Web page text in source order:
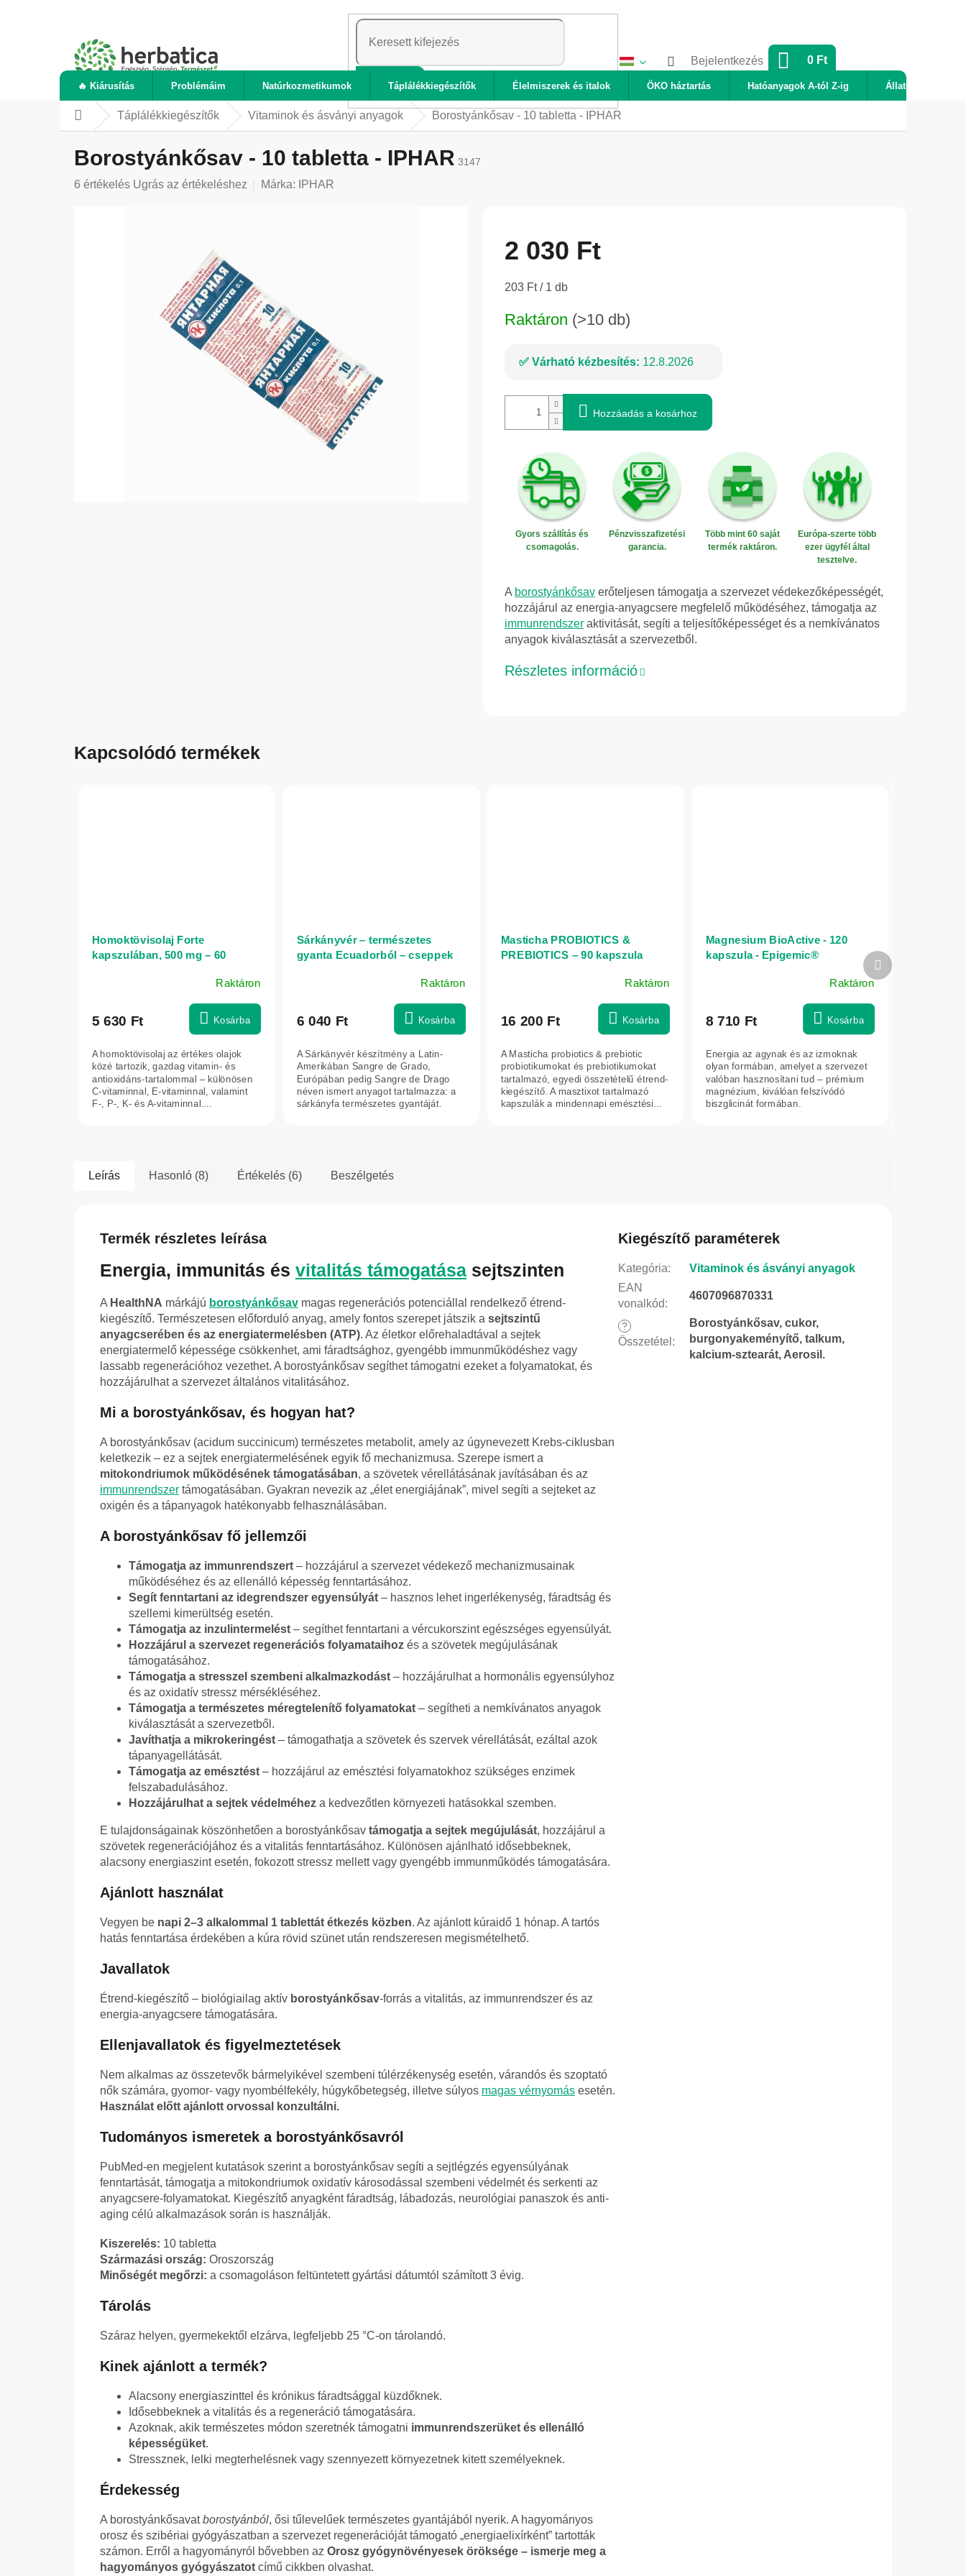
KERESÉS
Bejelentkezés KOSÁR
0 Ft
🔥 Kiárusítás Problémáim Natúrkozmetikumok Táplálékkiegészítők Élelmiszerek és italok ÖKO háztartás Hatóanyagok A-tól Z-ig Állatok
KezdőlapTáplálékkiegészítők Vitaminok és ásványi anyagok Borostyánkősav - 10 tabletta - IPHAR
Borostyánkősav - 10 tabletta - IPHAR 3147
A
6 értékelés Ugrás az értékeléshez Márka: IPHAR
2 030 Ft
Egységár:
203 Ft / 1 db
Raktáron (>10 db)
Várható kézbesítés: 12.8.2026
Hozzáadás a kosárhoz
Gyors szállítás és
csomagolás.
Pénzvisszafizetési
garancia.
Több mint 60 saját
termék raktáron.
Európa-szerte több
ezer ügyfél által
tesztelve.
A borostyánkősav erőteljesen támogatja a szervezet védekezőképességét,
hozzájárul az energia-anyagcsere megfelelő működéséhez, támogatja az
immunrendszer aktivitását, segíti a teljesítőképességet és a nemkívánatos
anyagok kiválasztását a szervezetből.
Részletes információ
Kapcsolódó termékek
Homoktövisolaj Forte
kapszulában, 500 mg – 60
Raktáron
5 630 Ft Kosárba
A homoktövisolaj az értékes olajok
közé tartozik, gazdag vitamin- és
antioxidáns-tartalommal – különösen
C-vitaminnal, E-vitaminnal, valamint
F-, P-, K- és A-vitaminnal....
Sárkányvér – természetes
gyanta Ecuadorból – cseppek
átlagos
ből
5,0
csillag.
Raktáron
6 040 Ft Kosárba
A Sárkányvér készítmény a Latin-
Amerikában Sangre de Grado,
Európában pedig Sangre de Drago
néven ismert anyagot tartalmazza: a
sárkányfa természetes gyantáját.
Masticha PROBIOTICS &
PREBIOTICS – 90 kapszula
átlagos
5,0
csillag.
Raktáron
16 200 Ft Kosárba
A Masticha probiotics & prebiotic
probiotikumokat és prebiotikumokat
tartalmazó, egyedi összetételű étrend-
kiegészítő. A masztixot tartalmazó
kapszulák a mindennapi emésztési...
Magnesium BioActive - 120
kapszula - Epigemic®
Raktáron
8 710 Ft Kosárba
Energia az agynak és az izmoknak
olyan formában, amelyet a szervezet
valóban hasznosítani tud – prémium
magnézium, kiválóan felszívódó
biszglicinát formában.
Következő
termék
Leírás Hasonló (8) Értékelés (6) Beszélgetés
Termék részletes leírása
Energia, immunitás és vitalitás támogatása sejtszinten
A HealthNA márkájú borostyánkősav magas regenerációs potenciállal rendelkező étrend-
kiegészítő. Természetesen előforduló anyag, amely fontos szerepet játszik a sejtszintű
anyagcserében és az energiatermelésben (ATP). Az életkor előrehaladtával a sejtek
energiatermelő képessége csökkenhet, ami fáradtsághoz, gyengébb immunműködéshez vagy
lassabb regenerációhoz vezethet. A borostyánkősav segíthet támogatni ezeket a folyamatokat, és
hozzájárulhat a szervezet általános vitalitásához.
Mi a borostyánkősav, és hogyan hat?
A borostyánkősav (acidum succinicum) természetes metabolit, amely az úgynevezett Krebs-ciklusban
keletkezik – ez a sejtek energiatermelésének egyik fő mechanizmusa. Szerepe ismert a
mitokondriumok működésének támogatásában, a szövetek vérellátásának javításában és az
immunrendszer támogatásában. Gyakran nevezik az „élet energiájának”, mivel segíti a sejteket az
oxigén és a tápanyagok hatékonyabb felhasználásában.
A borostyánkősav fő jellemzői
Támogatja az immunrendszert – hozzájárul a szervezet védekező mechanizmusainak
működéséhez és az ellenálló képesség fenntartásához.
Segít fenntartani az idegrendszer egyensúlyát – hasznos lehet ingerlékenység, fáradtság és
szellemi kimerültség esetén.
Támogatja az inzulintermelést – segíthet fenntartani a vércukorszint egészséges egyensúlyát.
Hozzájárul a szervezet regenerációs folyamataihoz és a szövetek megújulásának
támogatásához.
Támogatja a stresszel szembeni alkalmazkodást – hozzájárulhat a hormonális egyensúlyhoz
és az oxidatív stressz mérsékléséhez.
Támogatja a természetes méregtelenítő folyamatokat – segítheti a nemkívánatos anyagok
kiválasztását a szervezetből.
Javíthatja a mikrokeringést – támogathatja a szövetek és szervek vérellátását, ezáltal azok
tápanyagellátását.
Támogatja az emésztést – hozzájárul az emésztési folyamatokhoz szükséges enzimek
felszabadulásához.
Hozzájárulhat a sejtek védelméhez a kedvezőtlen környezeti hatásokkal szemben.
E tulajdonságainak köszönhetően a borostyánkősav támogatja a sejtek megújulását, hozzájárul a
szövetek regenerációjához és a vitalitás fenntartásához. Különösen ajánlható idősebbeknek,
alacsony energiaszint esetén, fokozott stressz mellett vagy gyengébb immunműködés támogatására.
Ajánlott használat
Vegyen be napi 2–3 alkalommal 1 tablettát étkezés közben. Az ajánlott kúraidő 1 hónap. A tartós
hatás fenntartása érdekében a kúra rövid szünet után rendszeresen megismételhető.
Javallatok
Étrend-kiegészítő – biológiailag aktív borostyánkősav-forrás a vitalitás, az immunrendszer és az
energia-anyagcsere támogatására.
Ellenjavallatok és figyelmeztetések
Nem alkalmas az összetevők bármelyikével szembeni túlérzékenység esetén, várandós és szoptató
nők számára, gyomor- vagy nyombélfekély, húgykőbetegség, illetve súlyos magas vérnyomás esetén.
Használat előtt ajánlott orvossal konzultálni.
Tudományos ismeretek a borostyánkősavról
PubMed-en megjelent kutatások szerint a borostyánkősav segíti a sejtlégzés egyensúlyának
fenntartását, támogatja a mitokondriumok oxidatív károsodással szembeni védelmét és serkenti az
anyagcsere-folyamatokat. Kiegészítő anyagként fáradtság, lábadozás, neurológiai panaszok és anti-
aging célú alkalmazások során is használják.
Kiszerelés: 10 tabletta
Származási ország: Oroszország
Minőségét megőrzi: a csomagoláson feltüntetett gyártási dátumtól számított 3 évig.
Tárolás
Száraz helyen, gyermekektől elzárva, legfeljebb 25 °C-on tárolandó.
Kinek ajánlott a termék?
Alacsony energiaszinttel és krónikus fáradtsággal küzdőknek.
Idősebbeknek a vitalitás és a regeneráció támogatására.
Azoknak, akik természetes módon szeretnék támogatni immunrendszerüket és ellenálló
képességüket.
Stressznek, lelki megterhelésnek vagy szennyezett környezetnek kitett személyeknek.
Érdekesség
A borostyánkősavatborostyánból, ősi tűlevelűek természetes gyantájából nyerik. A hagyományos
orosz és szibériai gyógyászatban a szervezet regenerációját támogató „energiaelixírként” tartották
számon. Erről a hagyományról bővebben az Orosz gyógynövényesek öröksége – ismerje meg a
hagyományos gyógyászatot című cikkben olvashat.
Kiegészítő paraméterek
Kategória:
Vitaminok és ásványi anyagok
EAN
vonalkód:
4607096870331
?
Összetétel :
Borostyánkősav, cukor,
burgonyakeményítő, talkum,
kalcium-sztearát, Aerosil.